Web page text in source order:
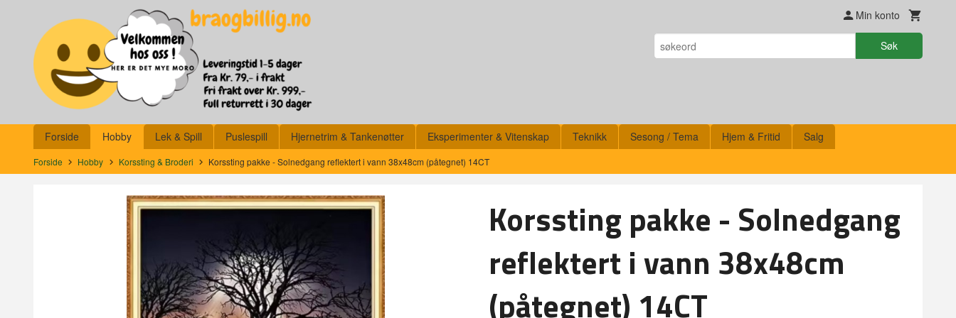
innholdet
Min konto
Søk
Produkter
Forside Hobby Lek & Spill Puslespill Hjernetrim & Tankenøtter Eksperimenter & Vitenskap Teknikk Sesong / Tema Hjem & Fritid Salg
Forside Hobby Korssting & Broderi Korssting pakke - Solnedgang reflektert i vann 38x48cm (påtegnet) 14CT
Korssting pakke - Solnedgang
reflektert i vann 38x48cm
(påtegnet) 14CT